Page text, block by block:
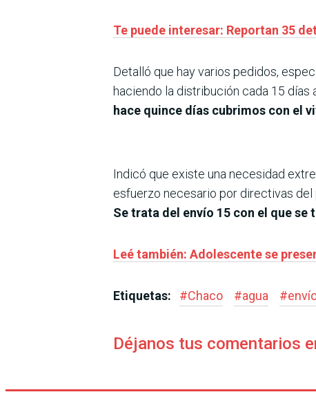
Te puede interesar: Reportan 35
Detalló que hay varios pedidos,
haciendo la distribución cada 15 días
hace quince días cubrimos con el
Indicó que existe una necesidad
esfuerzo necesario por directivas del
Se trata del envío 15 con el que
Leé también: Adolescente se
Etiquetas: #Chaco #agua #
Déjanos tus comentarios